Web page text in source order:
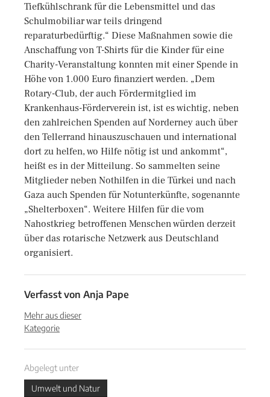
Tiefkühlschrank für die Lebensmittel und das
Schulmobiliar war teils dringend
reparaturbedürftig.“ Diese Maßnahmen sowie die
Anschaffung von T-Shirts für die Kinder für eine
Charity-Veranstaltung konnten mit einer Spende in
Höhe von 1.000 Euro finanziert werden. „Dem
Rotary-Club, der auch Fördermitglied im
Krankenhaus-Förderverein ist, ist es wichtig, neben
den zahlreichen Spenden auf Norderney auch über
den Tellerrand hinauszuschauen und international
dort zu helfen, wo Hilfe nötig ist und ankommt“,
heißt es in der Mitteilung. So sammelten seine
Mitglieder neben Nothilfen in die Türkei und nach
Gaza auch Spenden für Notunterkünfte, sogenannte
„Shelterboxen“. Weitere Hilfen für die vom
Nahostkrieg betroffenen Menschen würden derzeit
über das rotarische Netzwerk aus Deutschland
organisiert.
Verfasst von Anja Pape
Mehr aus dieser
Kategorie
Abgelegt unter
Umwelt und Natur